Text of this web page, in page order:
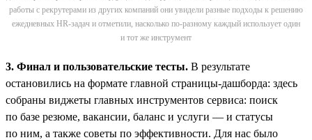
работы с рекрутерами из других компаний они увидели разные подходы к решению
ежедневных HR-задач и отметили, насколько по-разному каждый использует один
и тот же инструмент
3. Финал и пользовательские тесты. В результате
остановились на формате главной страницы-дашборда: здесь
собраны виджеты главных инструментов сервиса: поиск
по базе резюме, вакансии, баланс и услуги — и статусы
по ним, а также советы по эффективности. Для нас было